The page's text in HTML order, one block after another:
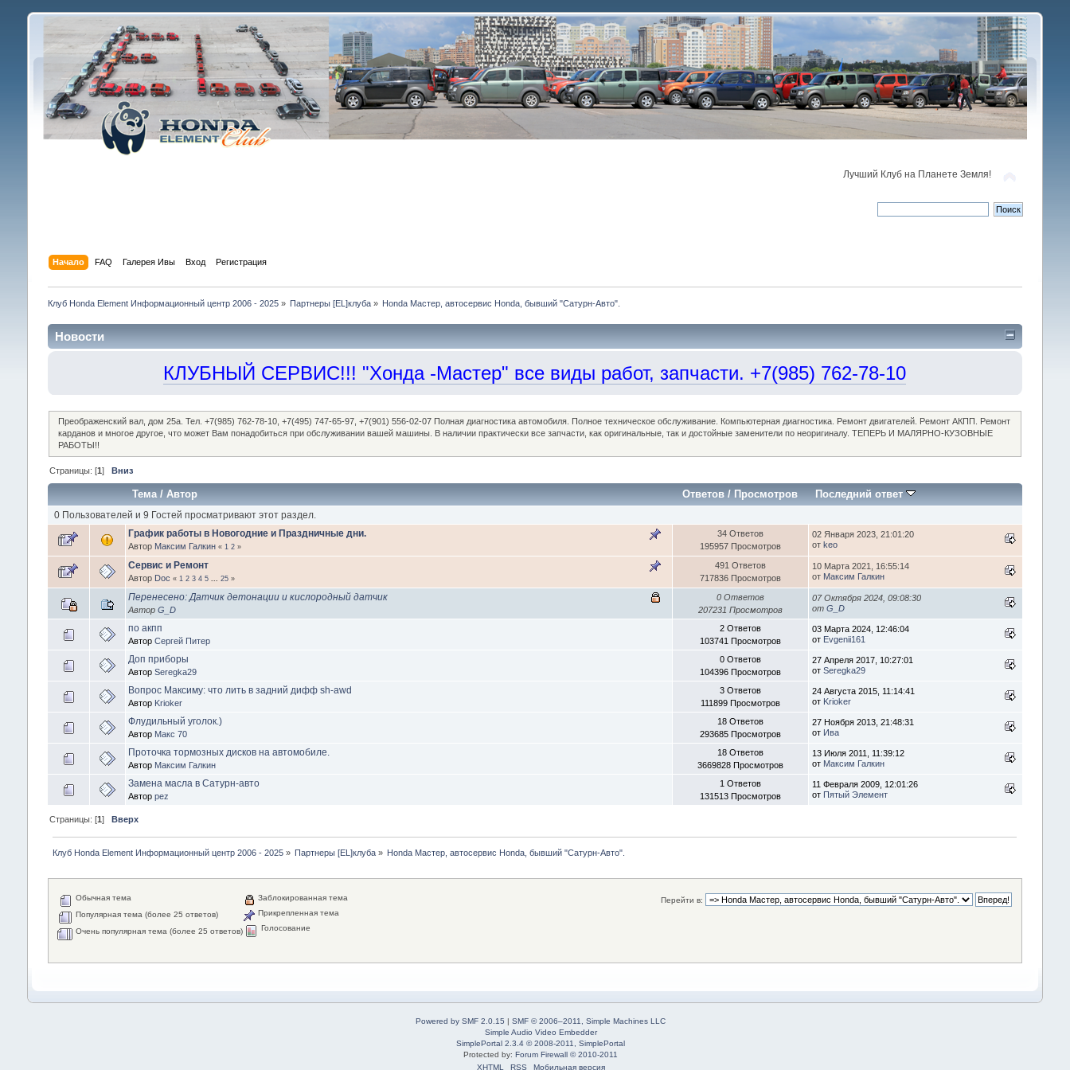
Лучший Клуб на Планете Земля!
Начало FAQ Галерея Ивы Вход Регистрация
Клуб Honda Element Информационный центр 2006 - 2025» Партнеры [EL]клуба » Honda Мастер, автосервис Honda, бывший "Сатурн-Авто".
Новости
КЛУБНЫЙ СЕРВИС!!! "Хонда -Мастер" все виды работ, запчасти. +7(985) 762-78-10
Преображенский вал, дом 25а. Тел. +7(985) 762-78-10, +7(495) 747-65-97, +7(901) 556-02-07 Полная диагностика автомобиля. Полное техническое обслуживание. Компьютерная диагностика. Ремонт двигателей. Ремонт АКПП. Ремонт
карданов и многое другое, что может Вам понадобиться при обслуживании вашей машины. В наличии практически все запчасти, как оригинальные, так и достойные заменители по неоригиналу. ТЕПЕРЬ И МАЛЯРНО-КУЗОВНЫЕ
РАБОТЫ!!
Страницы: [1] Вниз
Тема/ Автор Ответов/ Просмотров Последний ответ
0 Пользователей и 9 Гостей просматривают этот раздел.
График работы в Новогодние и Праздничные дни.
Автор Максим Галкин « 1 2»
34 Ответов
195957 Просмотров
02 Января 2023, 21:01:20
от keo
Сервис и Ремонт
Автор Doc « 1 2 3 4 5 25»
491 Ответов
717836 Просмотров
10 Марта 2021, 16:55:14
от Максим Галкин
Перенесено: Датчик детонации и кислородный датчик
Автор G_D
0 Ответов
207231 Просмотров
07 Октября 2024, 09:08:30
от G_D
по акпп
Автор Сергей Питер
2 Ответов
103741 Просмотров
03 Марта 2024, 12:46:04
от Evgenii161
Доп приборы
Автор Seregka29
0 Ответов
104396 Просмотров
27 Апреля 2017, 10:27:01
от Seregka29
Вопрос Максиму: что лить в задний дифф sh-awd
Автор Krioker
3 Ответов
111899 Просмотров
24 Августа 2015, 11:14:41
от Krioker
Флудильный уголок.)
Автор Макс 70
18 Ответов
293685 Просмотров
27 Ноября 2013, 21:48:31
от Ива
Проточка тормозных дисков на автомобиле.
Автор Максим Галкин
18 Ответов
3669828 Просмотров
13 Июля 2011, 11:39:12
от Максим Галкин
Замена масла в Сатурн-авто
Автор pez
1 Ответов
131513 Просмотров
11 Февраля 2009, 12:01:26
от Пятый Элемент
Страницы: [1] Вверх
Клуб Honda Element Информационный центр 2006 - 2025» Партнеры [EL]клуба » Honda Мастер, автосервис Honda, бывший "Сатурн-Авто".
Перейти в:
Обычная тема
Популярная тема (более 25 ответов)
Очень популярная тема (более 25 ответов)
Заблокированная тема
Прикрепленная тема
Голосование
Powered by SMF 2.0.15 |SMF © 2006–2011, Simple Machines LLC
Simple Audio Video Embedder
SimplePortal 2.3.4 © 2008-2011, SimplePortal
Protected by:Forum Firewall © 2010-2011
XHTML
RSS Мобильная версия